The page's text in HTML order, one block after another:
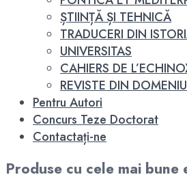
ȘTIINȚĂ ȘI TEHNICĂ
TRADUCERI DIN
UNIVERSITAS
CAHIERS DE
REVISTE DIN
Pentru Autori
Concurs Teze Doctorat
Contactați-ne
Produse cu cele mai bune